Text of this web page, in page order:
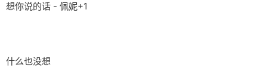
想你说的话 - 佩妮+1
什么也没想